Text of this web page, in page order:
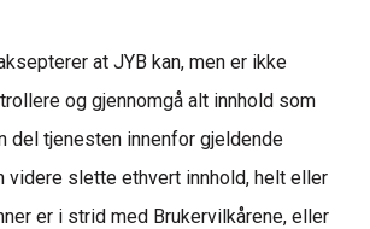
at JYB kan, men er ikke
og gjennomgå alt innhold som
del tjenesten innenfor gjeldende
videre slette ethvert innhold, helt eller
er i strid med Brukervilkårene, eller